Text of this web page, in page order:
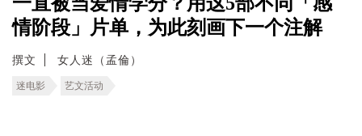
情阶段」片单，为此刻画下一个注解
撰文 女人迷（孟倫）
迷电影 艺文活动